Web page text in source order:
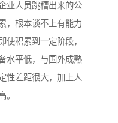
业人员跳槽出来的公
，根本谈不上有能力
使积累到一定阶段，
水平低，与国外成熟
性差距很大，加上人
。